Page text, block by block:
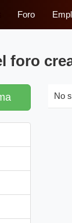
Foro
foro
No